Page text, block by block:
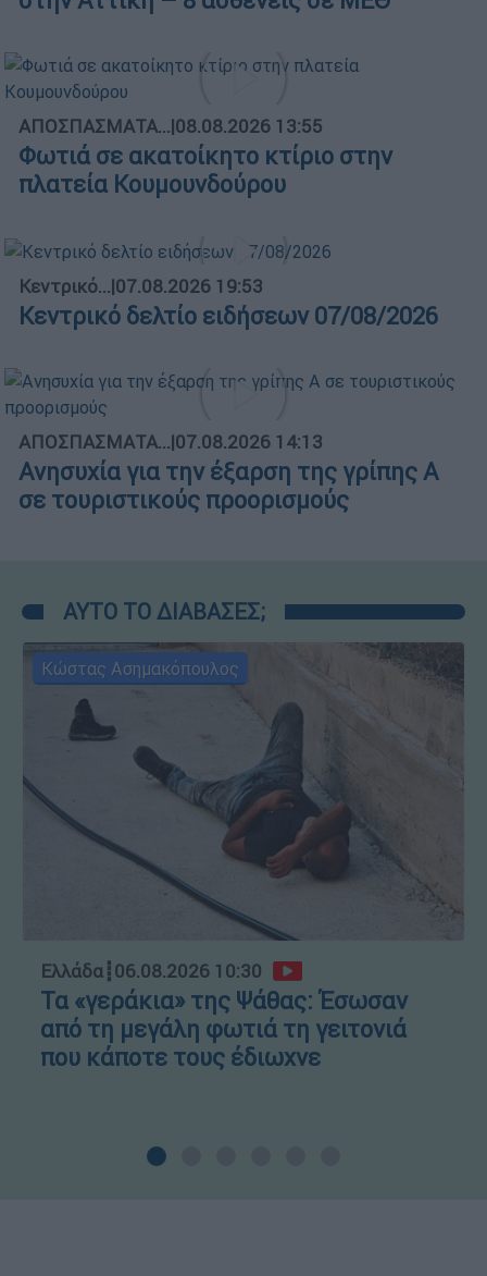
ΑΠΟΣΠΑΣΜΑΤΑ...|08.08.2026 13:55
Φωτιά σε ακατοίκητο κτίριο στην
πλατεία Κουμουνδούρου
Κεντρικό...|07.08.2026 19:53
Κεντρικό δελτίο ειδήσεων 07/08/2026
ΑΠΟΣΠΑΣΜΑΤΑ...|07.08.2026 14:13
Ανησυχία για την έξαρση της γρίπης Α
σε τουριστικούς προορισμούς
ΑΥΤΟ ΤΟ ΔΙΑΒΑΣΕΣ;
Κώστας Ασημακόπουλος
Ελλάδα┋06.08.2026 10:30
Τα «γεράκια» της Ψάθας: Έσωσαν
από τη μεγάλη φωτιά τη γειτονιά
που κάποτε τους έδιωχνε